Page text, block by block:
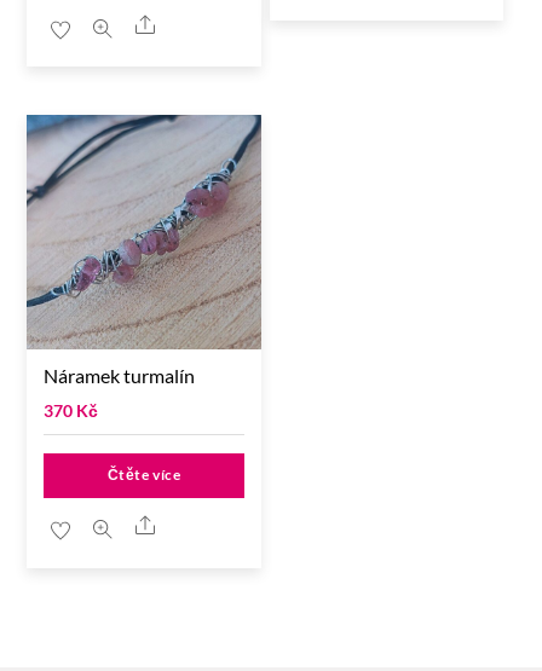
Share
Náramek turmalín
370 Kč
Čtěte více
Share